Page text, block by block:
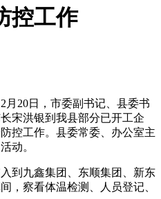
控工作
日，市委副书记、县委书
宋洪银到我县部分已开工企
控工作。县委常委、办公室主
动。
九鑫集团、东顺集团、新东
，察看体温检测、人员登记、